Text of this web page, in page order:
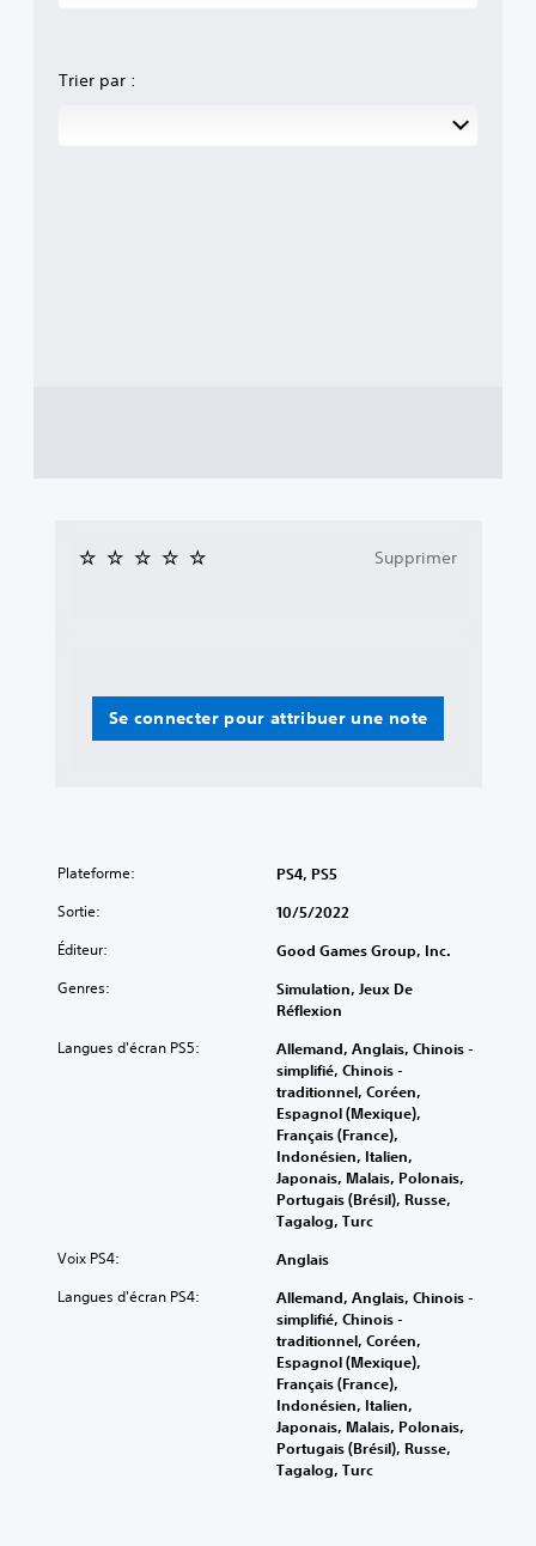
Trier par :
Se connecter pour attribuer une note
Supprimer
Plateforme: PS4, PS5
Sortie: 10/5/2022
Éditeur: Good Games Group, Inc.
Genres:
Simulation, Jeux De
Réflexion
Langues d'écran PS5:
Allemand, Anglais, Chinois -
simplifié, Chinois -
traditionnel, Coréen,
Espagnol (Mexique),
Français (France),
Indonésien, Italien,
Japonais, Malais, Polonais,
Portugais (Brésil), Russe,
Tagalog, Turc
Voix PS4: Anglais
Langues d'écran PS4:
Allemand, Anglais, Chinois -
simplifié, Chinois -
traditionnel, Coréen,
Espagnol (Mexique),
Français (France),
Indonésien, Italien,
Japonais, Malais, Polonais,
Portugais (Brésil), Russe,
Tagalog, Turc